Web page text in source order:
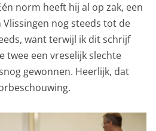
norm heeft hij al op zak, een
nog steeds tot de
want terwijl ik dit schrijf
twee een vreselijk slechte
gewonnen. Heerlijk, dat